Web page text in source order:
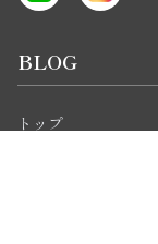
BLOG
トップ